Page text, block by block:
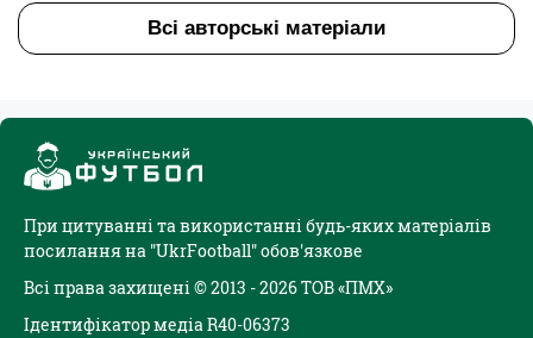
Всі авторські матеріали
При цитуванні та використанні будь-яких матеріалів
посилання на "UkrFootball" обов'язкове
Всі права захищені © 2013 - 2026 ТОВ «ПМХ»
Ідентифікатор медіа R40-06373